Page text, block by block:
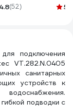
4.8(52) 5
подключения
VT.282.N.0405
санитарных
устройств к
подводки с